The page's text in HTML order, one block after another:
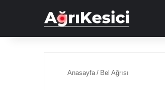
Anasayfa / Bel Ağrısı